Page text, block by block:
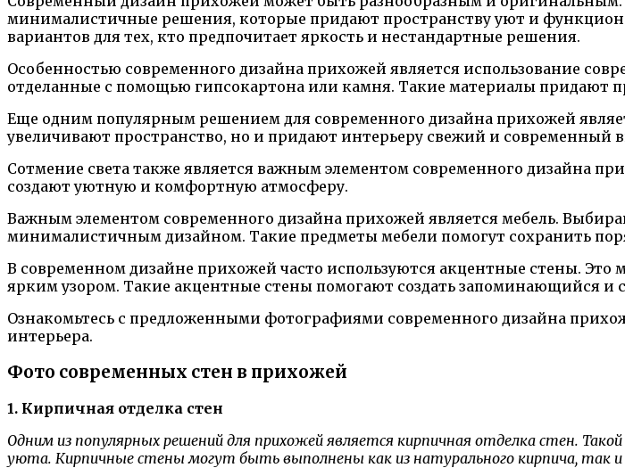
минималистичные решения, которые придают пространству уют и
вариантов для тех, кто предпочитает яркость и нестандартные решения.
Особенностью современного дизайна прихожей является использование
отделанные с помощью гипсокартона или камня. Такие материалы придают
Еще одним популярным решением для современного дизайна прихожей
увеличивают пространство, но и придают интерьеру свежий и современный
Сотмение света также является важным элементом современного дизайна
создают уютную и комфортную атмосферу.
Важным элементом современного дизайна прихожей является мебель.
минималистичным дизайном. Такие предметы мебели помогут сохранить
В современном дизайне прихожей часто используются акцентные стены.
ярким узором. Такие акцентные стены помогают создать запоминающийся и
Ознакомьтесь с предложенными фотографиями современного дизайна
интерьера.
Фото современных стен в прихожей
1. Кирпичная отделка стен
Одним из популярных решений для прихожей является кирпичная отделка стен.
уюта. Кирпичные стены могут быть выполнены как из натурального кирпича, так